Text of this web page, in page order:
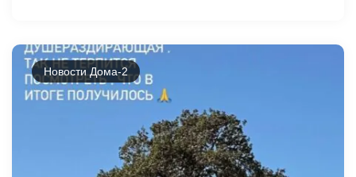
Новости Дома-2